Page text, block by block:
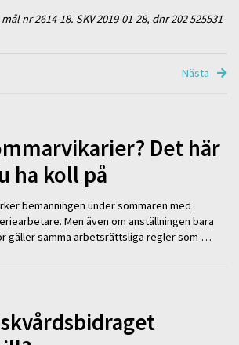
nr 2614-18. SKV 2019-01-28, dnr 202 525531-
Nästa
Det här
ha koll på
bemanningen under sommaren med
Men även om anställningen bara
gäller samma arbetsrättsliga regler som …